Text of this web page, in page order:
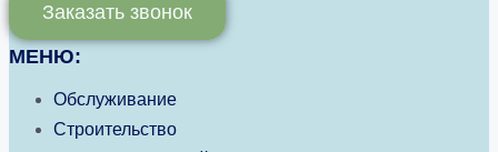
Заказать звонок
МЕНЮ:
Обслуживание
Строительство